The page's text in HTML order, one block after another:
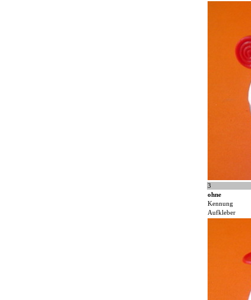
3
ohne
Kennung
Aufkleber